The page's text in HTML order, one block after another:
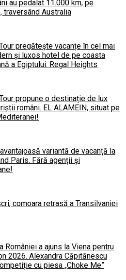
au pedalat 11.000 km, pe
traversând Australia
pregătește vacanțe în cel mai
și luxos hotel de pe coasta
a Egiptului: Regal Heights
propune o destinație de lux
români. EL ALAMEIN, situat pe
variantă de vacanță la
Paris. Fără agenții și
comoara retrasă a Transilvaniei
României a ajuns la Viena pentru
2026. Alexandra Căpitănescu
cu piesa „Choke Me”